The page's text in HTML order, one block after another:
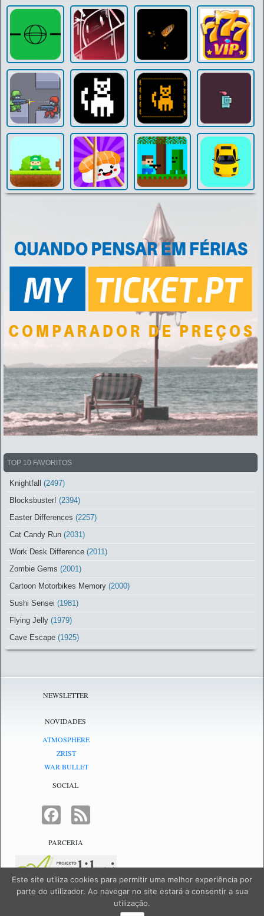
TOP 10 FAVORITOS
Knightfall (2497)
Blocksbuster! (2394)
Easter Differences (2257)
Cat Candy Run (2031)
Work Desk Difference (2011)
Zombie Gems (2001)
Cartoon Motorbikes Memory (2000)
Sushi Sensei (1981)
Flying Jelly (1979)
Cave Escape (1925)
NEWSLETTER
NOVIDADES
ATMOSPHERE
ZRIST
WAR BULLET
SOCIAL
FACEBOOK
PARCERIA
NetJogos - powered byNetJogos
Este site utiliza cookies para permitir uma melhor experiência por
parte do utilizador. Ao navegar no site estará a consentir a sua
utilização.